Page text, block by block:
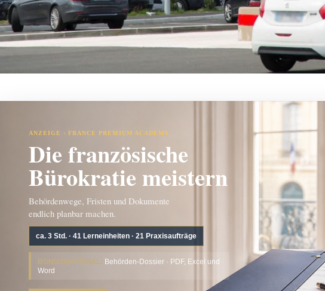
ANZEIGE · FRANCE PREMIUM ACADEMY
Die französische
Bürokratie meistern
Behördenwege, Fristen und Dokumente
endlich planbar machen.
ca. 3 Std. · 41 Lerneinheiten · 21 Praxisaufträge
BONUSMATERIAL: Behörden-Dossier · PDF, Excel und
Word